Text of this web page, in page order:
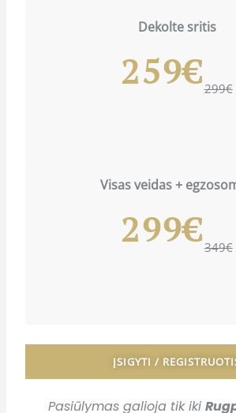
Dekolte sritis
259€299€
Visas veidas +
299€349€
ĮSIGYTI /
Pasiūlymas galioja tik iki